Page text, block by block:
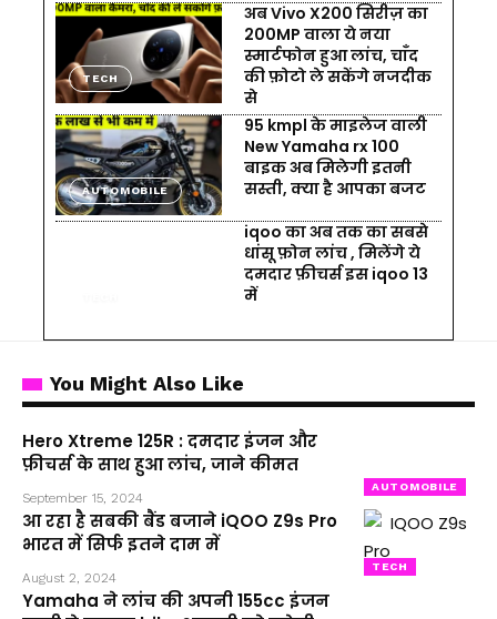
TECH
अब Vivo X200 सिरीज़ का
200MP वाला ये नया
स्मार्टफोन हुआ लांच, चाँद
की फ़ोटो ले सकेंगे नजदीक
से
AUTOMOBILE
95 kmpl के माइलेज वाली
New Yamaha rx 100
बाइक अब मिलेगी इतनी
सस्ती, क्या है आपका बजट
iqoo का अब तक का सबसे
धांसू फ़ोन लांच , मिलेंगे ये
दमदार फ़ीचर्स इस iqoo 13
में
You Might Also Like
AUTOMOBILE
Hero Xtreme 125R : दमदार इंजन और
फ़ीचर्स के साथ हुआ लांच, जाने कीमत
September 15, 2024
TECH
आ रहा है सबकी बैंड बजाने iQOO Z9s Pro
भारत में सिर्फ इतने दाम में
August 2, 2024
Yamaha ने लांच की अपनी 155cc इंजन